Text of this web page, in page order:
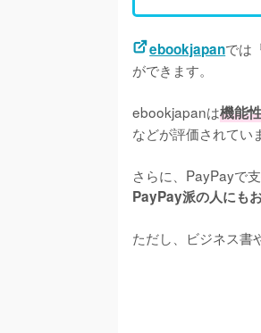
ebookjapanでは
ができます。
ebookjapanは機能
などが評価されてい
さらに、PayPayで
PayPay派の人にも
ただし、ビジネス書